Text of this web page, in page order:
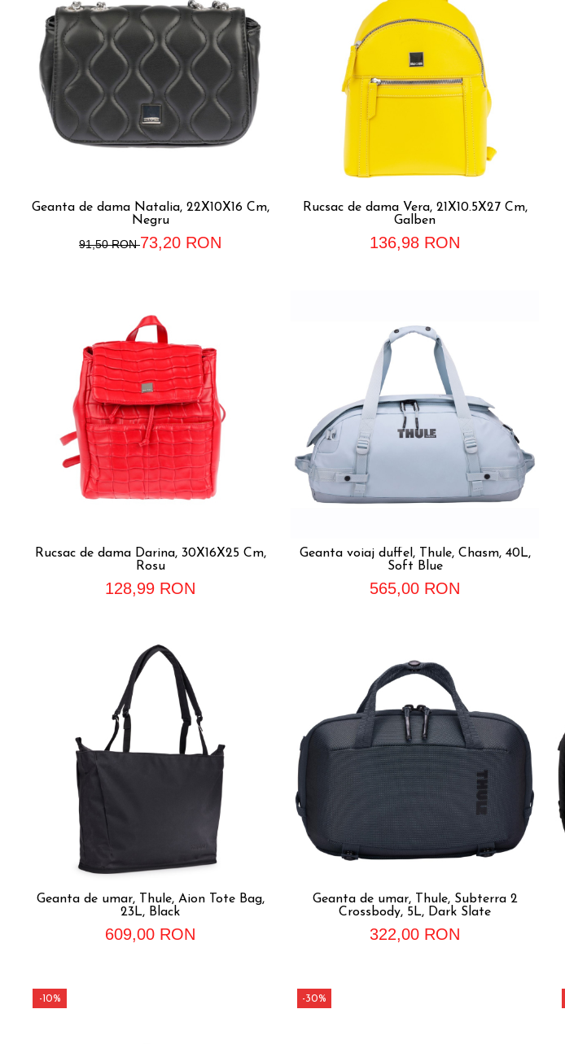
Huse troler
Business Travel
Borsete
Resigilate
Reduceri bagaje
Geanta de dama Natalia, 22X10X16 Cm,
Negru
91,50 RON73,20 RON
Rucsac de dama Vera, 21X10.5X27 Cm,
Galben
136,98 RON
Rucsac de dama Darina, 30X16X25 Cm,
Rosu
128,99 RON
Geanta voiaj duffel, Thule, Chasm, 40L,
Soft Blue
565,00 RON
Geanta de umar, Thule, Aion Tote Bag,
23L, Black
609,00 RON
Geanta de umar, Thule, Subterra 2
Crossbody, 5L, Dark Slate
322,00 RON
-10% -30%